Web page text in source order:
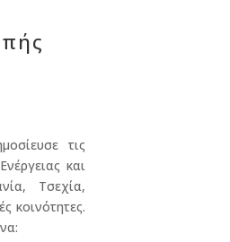
τις
και
Τσεχία,
κοινότητες.